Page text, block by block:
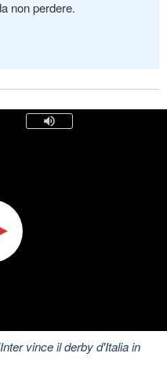
non perdere.
vince il derby d'Italia in